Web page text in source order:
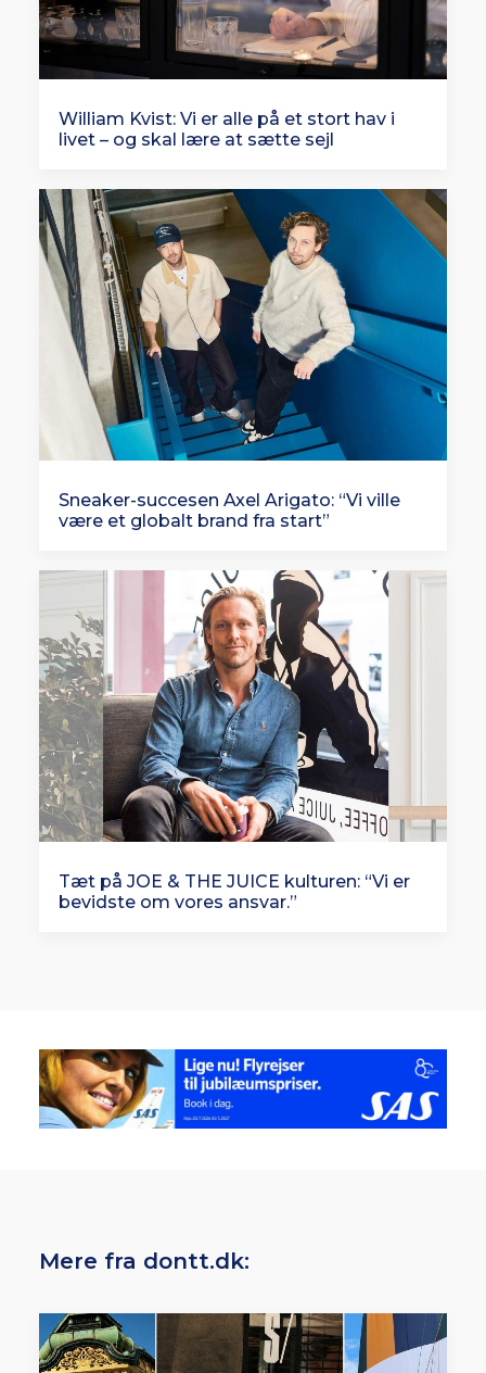
William Kvist: Vi er alle på et stort hav i
livet – og skal lære at sætte sejl
Sneaker-succesen Axel Arigato: “Vi ville
være et globalt brand fra start”
Tæt på JOE & THE JUICE kulturen: “Vi er
bevidste om vores ansvar.”
Mere fra dontt.dk: